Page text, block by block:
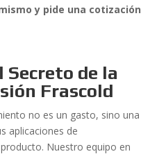
y pide una cotización
de la
Frascold
no es un gasto, sino una
aplicaciones de
Nuestro equipo en